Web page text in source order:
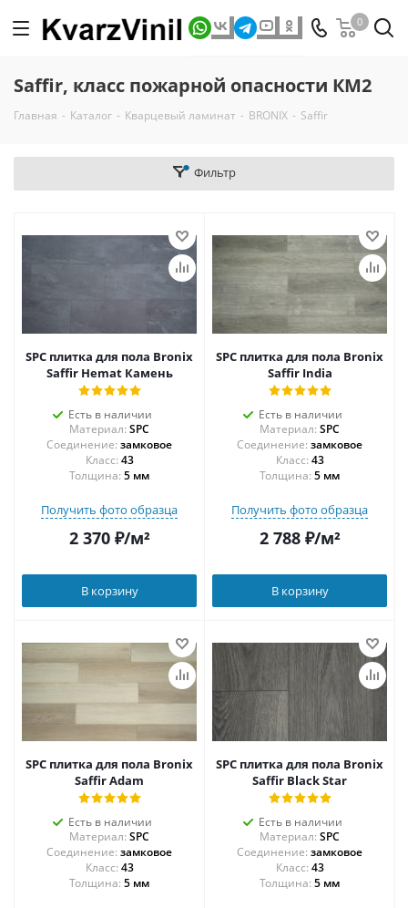
0
Saffir, класс пожарной опасности КМ2
Главная - Каталог - Кварцевый ламинат - BRONIX - Saffir
Фильтр
SPC плитка для пола Bronix
Saffir Hemat Камень
Есть в наличии
Материал: SPC
Соединение: замковое
43
Толщина: 5 мм
Получить фото образца
2 370₽/м²
В корзину
SPC плитка для пола Bronix
Saffir India
Есть в наличии
Материал: SPC
Соединение: замковое
43
Толщина: 5 мм
Получить фото образца
2 788₽/м²
В корзину
SPC плитка для пола Bronix
Saffir Adam
Есть в наличии
Материал: SPC
Соединение: замковое
43
Толщина: 5 мм
SPC плитка для пола Bronix
Saffir Black Star
Есть в наличии
Материал: SPC
Соединение: замковое
43
Толщина: 5 мм